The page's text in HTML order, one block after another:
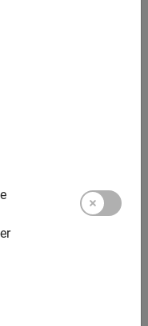
på.
en engelsktalende
sikker. For at
personlige
– det er det
ønsker, så tøv